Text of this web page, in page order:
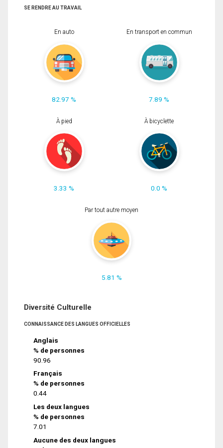
SE RENDRE AU TRAVAIL
En auto
82.97 %
En transport en commun
7.89 %
À pied
3.33 %
À bicyclette
0.0 %
Par tout autre moyen
5.81 %
Diversité Culturelle
CONNAISSANCE DES LANGUES OFFICIELLES
Anglais
% de personnes
90.96
Français
% de personnes
0.44
Les deux langues
% de personnes
7.01
Aucune des deux langues